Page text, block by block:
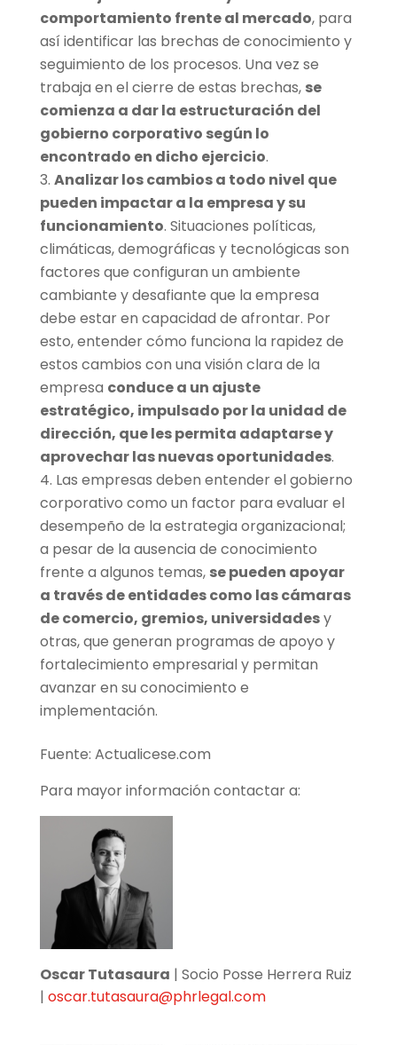
comportamiento frente al mercado, para
así identificar las brechas de conocimiento y
seguimiento de los procesos. Una vez se
trabaja en el cierre de estas brechas, se
comienza a dar la estructuración del
gobierno corporativo según lo
encontrado en dicho ejercicio.
Analizar los cambios a todo nivel que
pueden impactar a la empresa y su
funcionamiento. Situaciones políticas,
climáticas, demográficas y tecnológicas son
factores que configuran un ambiente
cambiante y desafiante que la empresa
debe estar en capacidad de afrontar. Por
esto, entender cómo funciona la rapidez de
estos cambios con una visión clara de la
empresa conduce a un ajuste
estratégico, impulsado por la unidad de
dirección, que les permita adaptarse y
aprovechar las nuevas oportunidades.
Las empresas deben entender el gobierno
corporativo como un factor para evaluar el
desempeño de la estrategia organizacional;
a pesar de la ausencia de conocimiento
frente a algunos temas, se pueden apoyar
a través de entidades como las cámaras
de comercio, gremios, universidadesy
otras, que generan programas de apoyo y
fortalecimiento empresarial y permitan
avanzar en su conocimiento e
implementación.
Fuente: Actualicese.com
Para mayor información contactar a:
Oscar Tutasaura | Socio Posse Herrera Ruiz
| oscar.tutasaura@phrlegal.com